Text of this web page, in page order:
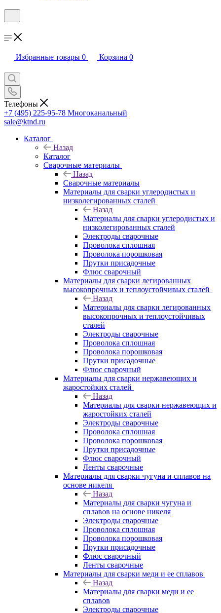
Избранные товары 0 Корзина 0
Телефоны
+7 (495) 225-95-78 Многоканальный
sale@ktnd.ru
Каталог
Назад
Каталог
Сварочные материалы
Назад
Сварочные материалы
Материалы для сварки углеродистых и
низколегированных сталей
Назад
Материалы для сварки углеродистых и
низколегированных сталей
Электроды сварочные
Проволока сплошная
Проволока порошковая
Прутки присадочные
Флюс сварочный
Материалы для сварки легированных
высокопрочных и теплоустойчивых сталей
Назад
Материалы для сварки легированных
высокопрочных и теплоустойчивых
сталей
Электроды сварочные
Проволока сплошная
Проволока порошковая
Прутки присадочные
Флюс сварочный
Материалы для сварки нержавеющих и
жаростойких сталей
Назад
Материалы для сварки нержавеющих и
жаростойких сталей
Электроды сварочные
Проволока сплошная
Проволока порошковая
Прутки присадочные
Флюс сварочный
Ленты сварочные
Материалы для сварки чугуна и сплавов на
основе никеля
Назад
Материалы для сварки чугуна и
сплавов на основе никеля
Электроды сварочные
Проволока сплошная
Проволока порошковая
Прутки присадочные
Флюс сварочный
Ленты сварочные
Материалы для сварки меди и ее сплавов
Назад
Материалы для сварки меди и ее
сплавов
Электроды сварочные